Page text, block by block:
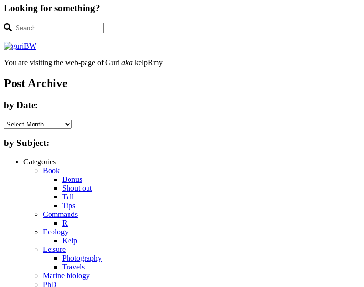
Looking for something?
You are visiting the web-page of Guri aka kelpRmy
Post Archive
by Date:
by Subject:
Categories
Book
Bonus
Shout out
Tall
Tips
Commands
R
Ecology
Kelp
Leisure
Photography
Travels
Marine biology
PhD